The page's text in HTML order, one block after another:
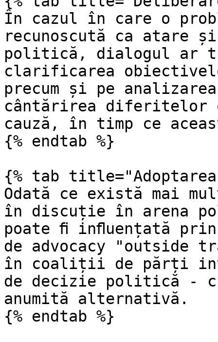
În cazul în care o
recunoscută ca atare
politică, dialogul ar
clarificarea
precum și pe
cântărirea diferitelor
cauză, în timp ce
{% endtab %}
{% tab
Odată ce există mai
în discuție în arena
poate ﬁ inﬂuențată
de advocacy "outside
în coaliții de părți
de decizie politică -
anumită alternativă.
{% endtab %}